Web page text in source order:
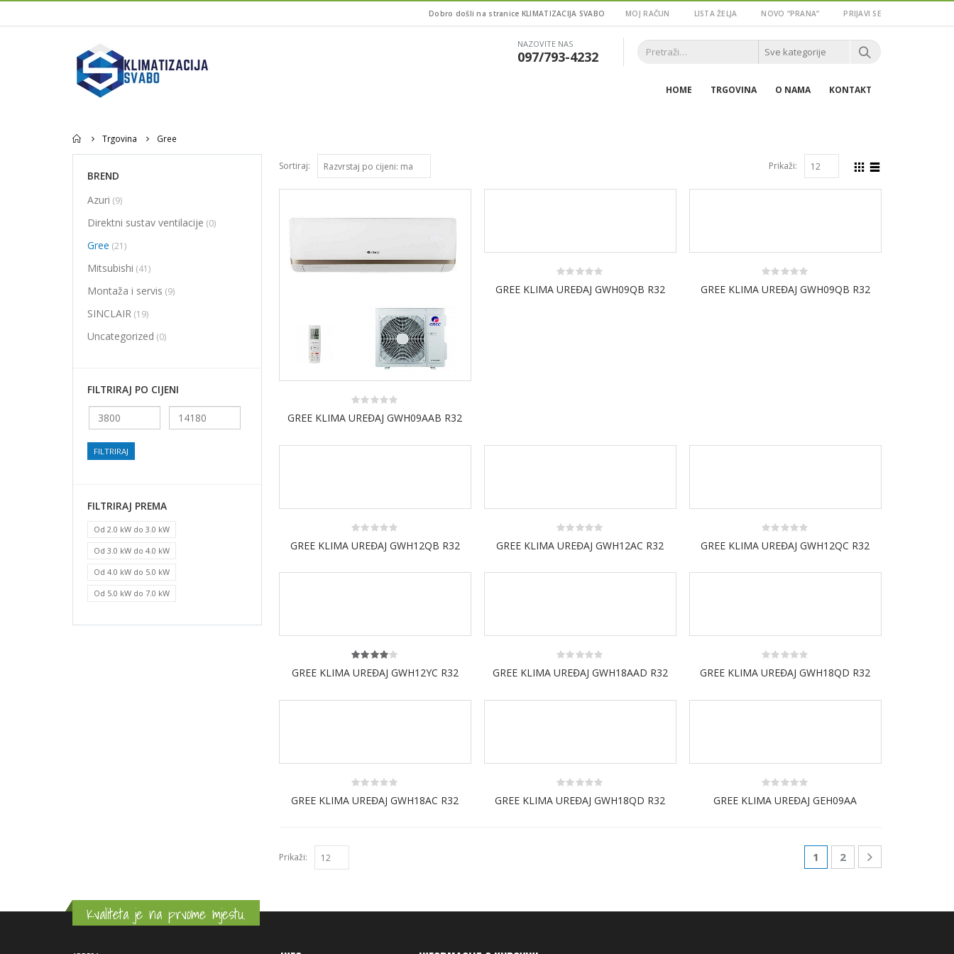
Dobro došli na stranice KLIMATIZACIJA SVABO MOJ RAČUN LISTA ŽELJA NOVO “PRANA” PRIJAVI SE
NAZOVITE NAS
097/793-4232
HOME TRGOVINA O NAMA KONTAKT
Home
Trgovina Gree
Sortiraj: Prikaži:
0
out
GREE KLIMA UREĐAJ GWH09AAB R32
0
out
GREE KLIMA UREĐAJ GWH09QB R32
0
out
GREE KLIMA UREĐAJ GWH09QB R32
0
out
GREE KLIMA UREĐAJ GWH12QB R32
0
out
GREE KLIMA UREĐAJ GWH12AC R32
0
out
GREE KLIMA UREĐAJ GWH12QC R32
4.00
out of 5
GREE KLIMA UREĐAJ GWH12YC R32
0
out
GREE KLIMA UREĐAJ GWH18AAD R32
0
out
GREE KLIMA UREĐAJ GWH18QD R32
0
out
GREE KLIMA UREĐAJ GWH18AC R32
0
out
GREE KLIMA UREĐAJ GWH18QD R32
0
out
GREE KLIMA UREĐAJ GEH09AA
Prikaži: 1 2
BREND
Azuri (9)
Direktni sustav ventilacije (0)
Gree (21)
Mitsubishi (41)
Montaža i servis (9)
SINCLAIR (19)
Uncategorized (0)
FILTRIRAJ PO CIJENI
Min
cijena
Maks
cijena
FILTRIRAJ
FILTRIRAJ PREMA
Od 2.0 kW do 3.0 kW
Od 3.0 kW do 4.0 kW
Od 4.0 kW do 5.0 kW
Od 5.0 kW do 7.0 kW
Kvaliteta je na prvome mjestu.